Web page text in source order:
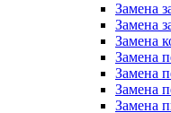
Замена
Замена
Замена
Замена
Замена
Замена
Замена